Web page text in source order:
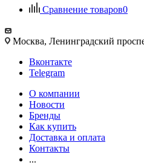
Сравнение товаров0
Москва, Ленинградский
Вконтакте
Telegram
О компании
Новости
Бренды
Как купить
Доставка и оплата
Контакты
...